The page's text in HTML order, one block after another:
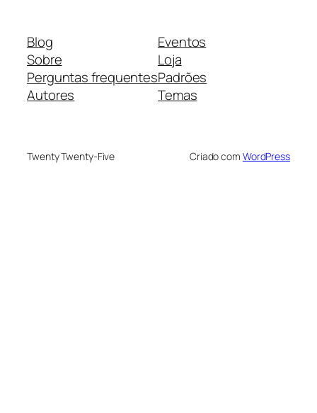
Blog
Sobre
Perguntas frequentes
Autores
Eventos
Loja
Padrões
Temas
Twenty Twenty-Five Criado com WordPress